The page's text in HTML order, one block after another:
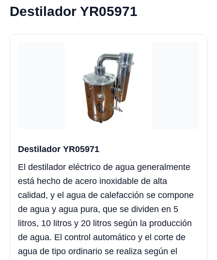
Destilador YR05971
Destilador YR05971
El destilador eléctrico de agua generalmente
está hecho de acero inoxidable de alta
calidad, y el agua de calefacción se compone
de agua y agua pura, que se dividen en 5
litros, 10 litros y 20 litros según la producción
de agua. El control automático y el corte de
agua de tipo ordinario se realiza según el